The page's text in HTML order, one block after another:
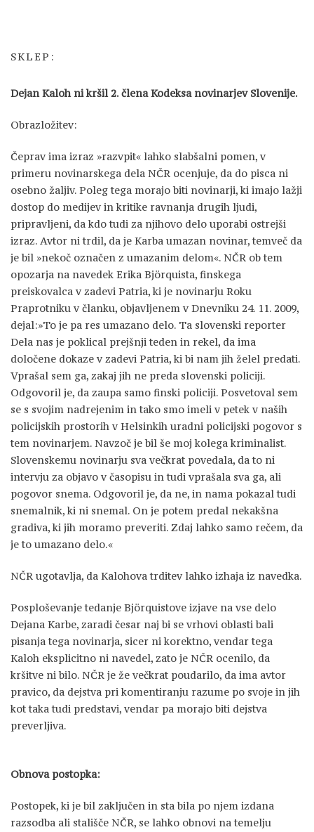
SKLEP:
Dejan Kaloh ni kršil 2. člena Kodeksa novinarjev Slovenije.
Obrazložitev:
Čeprav ima izraz »razvpit« lahko slabšalni pomen, v
primeru novinarskega dela NČR ocenjuje, da do pisca ni
osebno žaljiv. Poleg tega morajo biti novinarji, ki imajo lažji
dostop do medijev in kritike ravnanja drugih ljudi,
pripravljeni, da kdo tudi za njihovo delo uporabi ostrejši
izraz. Avtor ni trdil, da je Karba umazan novinar, temveč da
je bil »nekoč označen z umazanim delom«. NČR ob tem
opozarja na navedek Erika Björquista, finskega
preiskovalca v zadevi Patria, ki je novinarju Roku
Praprotniku v članku, objavljenem v Dnevniku 24. 11. 2009,
dejal:»To je pa res umazano delo. Ta slovenski reporter
Dela nas je poklical prejšnji teden in rekel, da ima
določene dokaze v zadevi Patria, ki bi nam jih želel predati.
Vprašal sem ga, zakaj jih ne preda slovenski policiji.
Odgovoril je, da zaupa samo finski policiji. Posvetoval sem
se s svojim nadrejenim in tako smo imeli v petek v naših
policijskih prostorih v Helsinkih uradni policijski pogovor s
tem novinarjem. Navzoč je bil še moj kolega kriminalist.
Slovenskemu novinarju sva večkrat povedala, da to ni
intervju za objavo v časopisu in tudi vprašala sva ga, ali
pogovor snema. Odgovoril je, da ne, in nama pokazal tudi
snemalnik, ki ni snemal. On je potem predal nekakšna
gradiva, ki jih moramo preveriti. Zdaj lahko samo rečem, da
je to umazano delo.«
NČR ugotavlja, da Kalohova trditev lahko izhaja iz navedka.
Posploševanje tedanje Björquistove izjave na vse delo
Dejana Karbe, zaradi česar naj bi se vrhovi oblasti bali
pisanja tega novinarja, sicer ni korektno, vendar tega
Kaloh eksplicitno ni navedel, zato je NČR ocenilo, da
kršitve ni bilo. NČR je že večkrat poudarilo, da ima avtor
pravico, da dejstva pri komentiranju razume po svoje in jih
kot taka tudi predstavi, vendar pa morajo biti dejstva
preverljiva.
Obnova postopka:
Postopek, ki je bil zaključen in sta bila po njem izdana
razsodba ali stališče NČR, se lahko obnovi na temelju